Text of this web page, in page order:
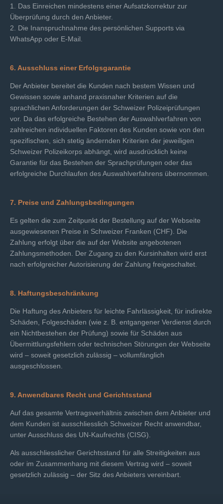
1. Das Einreichen mindestens einer Aufsatzkorrektur zur
Überprüfung durch den Anbieter.
2. Die Inanspruchnahme des persönlichen Supports via
WhatsApp oder E-Mail.
6. Ausschluss einer Erfolgsgarantie
Der Anbieter bereitet die Kunden nach bestem Wissen und
Gewissen sowie anhand praxisnaher Kriterien auf die
sprachlichen Anforderungen der Schweizer Polizeiprüfungen
vor. Da das erfolgreiche Bestehen der Auswahlverfahren von
zahlreichen individuellen Faktoren des Kunden sowie von den
spezifischen, sich stetig ändernden Kriterien der jeweiligen
Schweizer Polizeikorps abhängt, wird ausdrücklich keine
Garantie für das Bestehen der Sprachprüfungen oder das
erfolgreiche Durchlaufen des Auswahlverfahrens übernommen.
7. Preise und Zahlungsbedingungen
Es gelten die zum Zeitpunkt der Bestellung auf der Webseite
ausgewiesenen Preise in Schweizer Franken (CHF). Die
Zahlung erfolgt über die auf der Website angebotenen
Zahlungsmethoden. Der Zugang zu den Kursinhalten wird erst
nach erfolgreicher Autorisierung der Zahlung freigeschaltet.
8. Haftungsbeschränkung
Die Haftung des Anbieters für leichte Fahrlässigkeit, für indirekte
Schäden, Folgeschäden (wie z. B. entgangener Verdienst durch
ein Nichtbestehen der Prüfung) sowie für Schäden aus
Übermittlungsfehlern oder technischen Störungen der Webseite
wird – soweit gesetzlich zulässig – vollumfänglich
ausgeschlossen.
9. Anwendbares Recht und Gerichtsstand
Auf das gesamte Vertragsverhältnis zwischen dem Anbieter und
dem Kunden ist ausschliesslich Schweizer Recht anwendbar,
unter Ausschluss des UN-Kaufrechts (CISG).
Als ausschliesslicher Gerichtsstand für alle Streitigkeiten aus
oder im Zusammenhang mit diesem Vertrag wird – soweit
gesetzlich zulässig – der Sitz des Anbieters vereinbart.